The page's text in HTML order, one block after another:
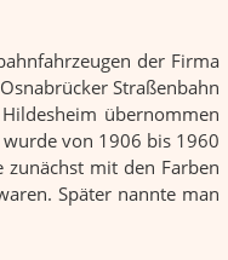
der Firma
Straßenbahn
übernommen
von 1906 bis 1960
zunächst mit den Farben
Später nannte man